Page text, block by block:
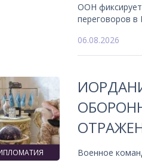
ООН
переговоров в
06.08.2026
Военное